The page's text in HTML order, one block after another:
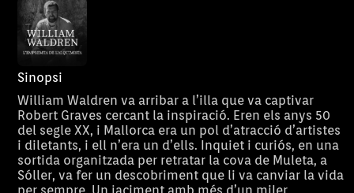
Sinopsi
William Waldren va arribar a l’illa que va captivar
Robert Graves cercant la inspiració. Eren els anys 50
del segle XX, i Mallorca era un pol d’atracció d’artistes
i diletants, i ell n’era un d’ells. Inquiet i curiós, en una
sortida organitzada per retratar la cova de Muleta, a
Sóller, va fer un descobriment que li va canviar la vida